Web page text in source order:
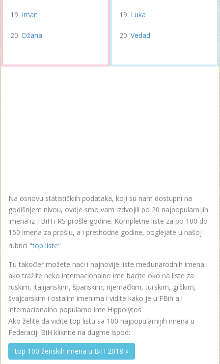
Iman
Džana
Luka
Vedad
Na osnovu statističkiih podataka, koji su nam dostupni na
godišnjem nivou, ovdje smo vam izdvojili po 20 najpopularnijih
imena iz FBiH i RS prošle godine. Kompletne liste za po 100 do
150 imena za prošlu, a i prethodne godine, poglejate u našoj
rubrici "top liste"
Tu također možete naći i najnovije liste međunarodnih imena i
ako tražite neko internacionalno ime bacite oko na liste za
ruskim, italijanskim, španskim, njemačkim, turskim, grčkim,
švajcarskim i ostalim imenima i vidite kako je u FBih a i
internacionalno popularno ime Hippolytos .
Ako želite da vidite top listu sa 100 najpopularnijih imena u
Federaciji BiH kliknite na dugme ispod:
top 100 ženskih imena u BiH 2018 »